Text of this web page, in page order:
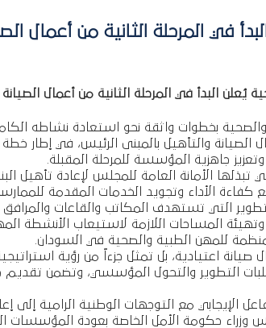
في المرحلة الثانية من أعمال
البدأ في المرحلة الثانية من أعمال الصيانة
بخطوات واثقة نحو استعادة نشاطه
الصيانة والتأهيل بالمبنى الرئيس، في إطار
جاهزية المؤسسة للمرحلة المقبلة.
الأمانة العامة للمجلس لإعادة تأهيل
الأداء وتجويد الخدمات المقدمة
التي تستهدف المكاتب والقاعات
المساحات اللازمة لاستيعاب الأنشطة
للمهن الطبية والصحية في السودان.
اعتيادية، بل تمثل جزءاً من رؤية
التطوير والتحول المؤسسي، وتضمن تقديم
مع التوجهات الوطنية الرامية إلى
وزراء حكومة الأمل الخاصة بعودة المؤسسات